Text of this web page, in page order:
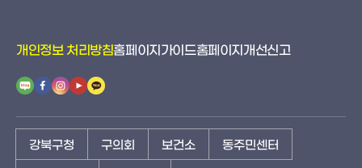
개인정보 처리방침홈페이지가이드홈페이지개선신고
강북구청 구의회 보건소 동주민센터